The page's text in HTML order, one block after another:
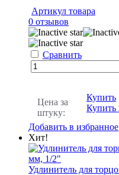
Артикул товара
0 отзывов
Сравнить
Цена за
штуку:
Купить
Купить
Добавить в избранное
Хит!
Удлинитель для